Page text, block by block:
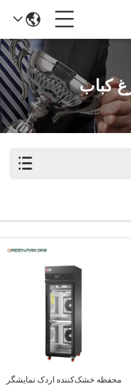
کباب
محفظه خشک‌کننده اردک نمایشگر